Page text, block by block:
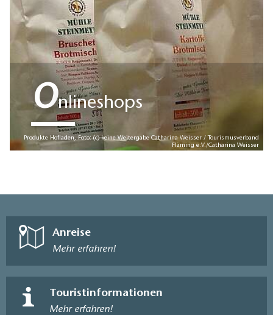
Onlineshops
Produkte Hofladen, Foto: (c) keine Weitergabe Catharina Weisser / Tourismusverband
Fläming e.V./Catharina Weisser
Anreise
Mehr erfahren!
Touristinformationen
Mehr erfahren!